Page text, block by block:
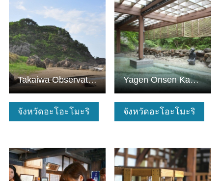
จังหวัดอะโอะโมะริ
ดูข้อมูลพื้นฐาน
Takaiwa Observatory
จังหวัดอะโอะโมะริ
ดูข้อมูลพื้นฐาน
Yagen Onsen Kappa no Yu
ดูข้อมูลพื้นฐาน ดูข้อมูลพื้นฐาน